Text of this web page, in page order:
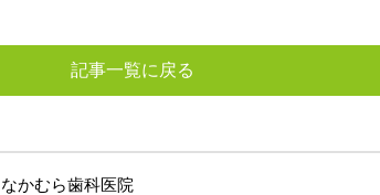
記事一覧に戻る
なかむら歯科医院